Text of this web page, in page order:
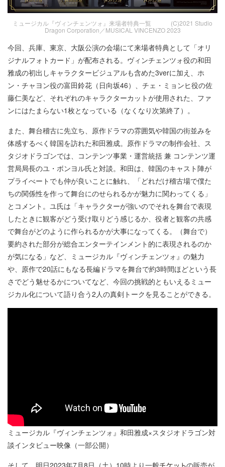
ミュージカル『ヴィンチェンツォ』来場者特典一覧 (C)2021 Studio
Dragon Corporation／MUSICAL VINCENZO 2023
今回、兵庫、東京、大阪公演の会場にて来場者特典として「オリ
ジナルフォトカード」が配布される。ヴィンチェンツォ役の和田
雅成の初出しキャラクタービジュアルも含めた3verに加え、ホ
ン・チャヨン役の富田鈴花（日向坂46）、チェ・ミョンヒ役の佐
藤仁美など、それぞれのキャラクターカットが使用された、ファ
ンにはたまらない1枚となっている（なくなり次第終了）。
また、舞台稽古に先立ち、原作ドラマの雰囲気や韓国の街並みを
体感するべく韓国を訪れた和田雅成。原作ドラマの制作会社、ス
タジオドラゴンでは、コンテンツ事業・運営統括 兼 コンテンツ運
営局局長のユ・ボンヨル氏と対談。和田は、韓国のキャスト陣が
プライべートでも仲が良いことに触れ、「どれだけ稽古場で僕た
ちの関係性を作って舞台にのせられるかが魅力に関わってくる」
とコメント。ユ氏は「キャラクターが強いのでそれを舞台で表現
したときに観客がどう受け取りどう感じるか、役者と観客の共感
で舞台がどのように作られるかが大事になってくる。（舞台で）
要約された部分が総合エンターテインメント的に表現されるのか
が気になる」など、ミュージカル『ヴィンチェンツォ』の魅力
や、原作で20話にもなる長編ドラマを舞台で約3時間ほどという長
さでどう魅せるかについてなど、今回の挑戦的ともいえるミュー
ジカル化について語り合う2人の真剣トークを見ることができる。
ミュージカル『ヴィンチェンツォ』和田雅成×スタジオドラゴン対
談インタビュー映像（一部公開）